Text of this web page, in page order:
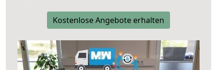
Kostenlose Angebote erhalten